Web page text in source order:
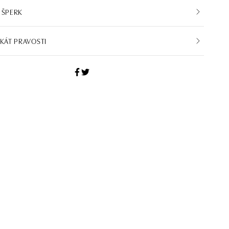
PRAVOSTI